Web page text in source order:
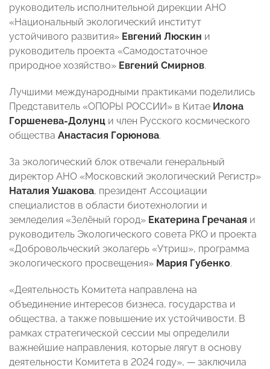
руководитель исполнительной дирекции АНО
«Национальный экологический институт
устойчивого развития» Евгений Люскин и
руководитель проекта «Самодостаточное
природное хозяйство» Евгений Смирнов.
Лучшими международными практиками поделились
Представитель «ОПОРЫ РОССИИ» в Китае Илона
Горшенева-Долунц и член Русского космического
общества Анастасия Горюнова.
За экологический блок отвечали генеральный
директор АНО «Московский экологический Регистр»
Наталия Ушакова, президент Ассоциации
специалистов в области биотехнологии и
земледелия «Зелёный город» Екатерина Гречаная и
руководитель Экологического совета РКО и проекта
«Добровольческий эколагерь «Утриш», программа
экологического просвещения» Мария Губенко.
«Деятельность Комитета направлена на
объединение интересов бизнеса, государства и
общества, а также повышение их устойчивости. В
рамках стратегической сессии мы определили
важнейшие направления, которые лягут в основу
деятельности Комитета в 2024 году», — заключила